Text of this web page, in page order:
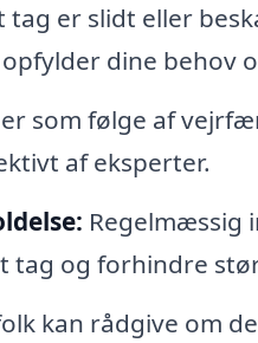
tag er slidt eller
dine behov
som følge af
af eksperter.
Regelmæssig
og forhindre
kan rådgive om